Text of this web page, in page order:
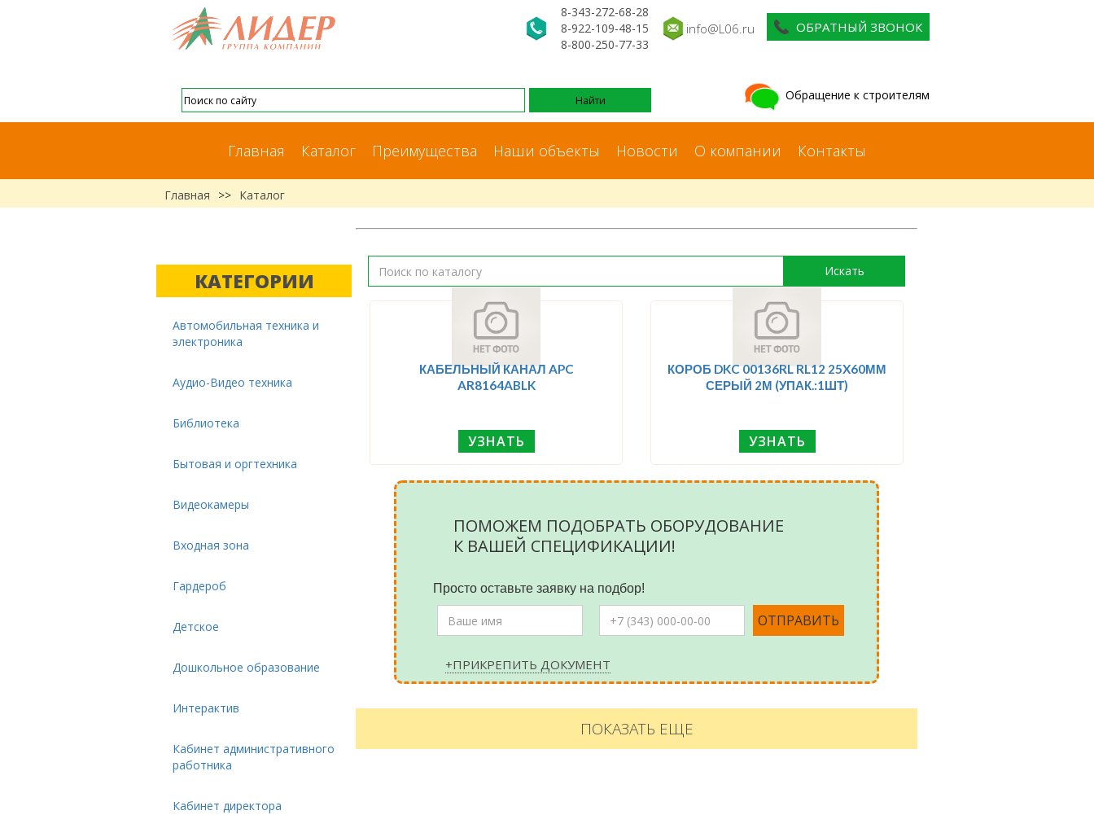
8-343-272-68-28
8-922-109-48-15
8-800-250-77-33
info@L06.ru ОБРАТНЫЙ ЗВОНОК
Обращение к строителям
Главная Каталог Преимущества Наши объекты Новости О компании Контакты
Главная >> Каталог
КАТЕГОРИИ
Автомобильная техника и
электроника
Аудио-Видео техника
Библиотека
Бытовая и оргтехника
Видеокамеры
Входная зона
Гардероб
Детское
Дошкольное образование
Интерактив
Кабинет административного
работника
Кабинет директора
КАБЕЛЬНЫЙ КАНАЛ APC
AR8164ABLK
УЗНАТЬ
КОРОБ DKC 00136RL RL12 25X60ММ
СЕРЫЙ 2М (УПАК.:1ШТ)
УЗНАТЬ
ПОМОЖЕМ ПОДОБРАТЬ ОБОРУДОВАНИЕ
К ВАШЕЙ СПЕЦИФИКАЦИИ!
Просто оставьте заявку на подбор!
+ПРИКРЕПИТЬ ДОКУМЕНТ
ПОКАЗАТЬ ЕЩЕ